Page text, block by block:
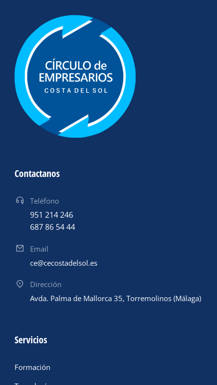
Contactanos
Teléfono
951 214 246
687 86 54 44
Email
ce@cecostadelsol.es
Dirección
Avda. Palma de Mallorca 35, Torremolinos (Málaga)
Servicios
Formación